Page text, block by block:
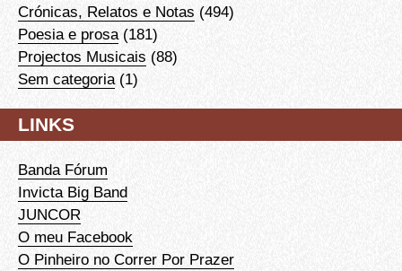
Crónicas, Relatos e Notas (494)
Poesia e prosa(181)
Projectos Musicais (88)
Sem categoria(1)
LINKS
Banda Fórum
Invicta Big Band
JUNCOR
O meu Facebook
O Pinheiro no Correr Por Prazer